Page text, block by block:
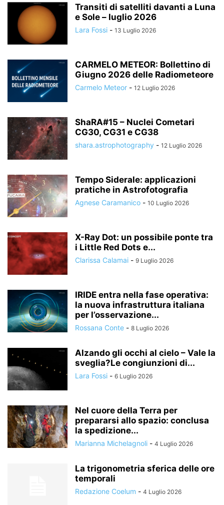
Transiti di satelliti davanti a Luna
e Sole – luglio 2026
Lara Fossi - 13 Luglio 2026
CARMELO METEOR: Bollettino di
Giugno 2026 delle Radiometeore
Carmelo Meteor - 12 Luglio 2026
ShaRA#15 – Nuclei Cometari
CG30, CG31 e CG38
shara.astrophotography - 12 Luglio 2026
Tempo Siderale: applicazioni
pratiche in Astrofotografia
Agnese Caramanico - 10 Luglio 2026
X-Ray Dot: un possibile ponte tra
i Little Red Dots e...
Clarissa Calamai - 9 Luglio 2026
IRIDE entra nella fase operativa:
la nuova infrastruttura italiana
per l’osservazione...
Rossana Conte - 8 Luglio 2026
Alzando gli occhi al cielo – Vale la
sveglia?Le congiunzioni di...
Lara Fossi - 6 Luglio 2026
Nel cuore della Terra per
prepararsi allo spazio: conclusa
la spedizione...
Marianna Michelagnoli - 4 Luglio 2026
La trigonometria sferica delle ore
temporali
Redazione Coelum - 4 Luglio 2026